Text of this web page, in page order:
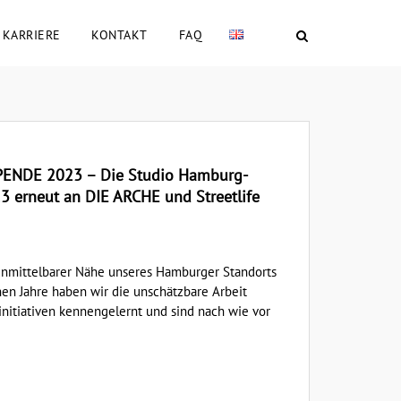
KARRIERE KONTAKT FAQ
2023 – Die Studio Hamburg-
erneut an DIE ARCHE und Streetlife
Nähe unseres Hamburger Standorts
Jahre haben wir die unschätzbare Arbeit
kennengelernt und sind nach wie vor